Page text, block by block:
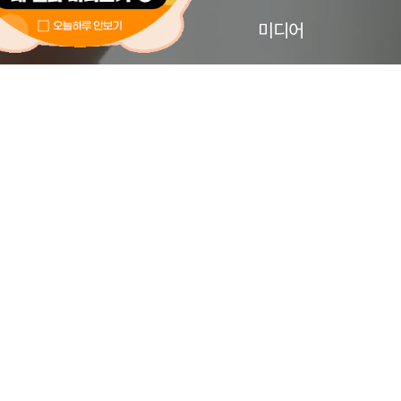
학술연구 미디어